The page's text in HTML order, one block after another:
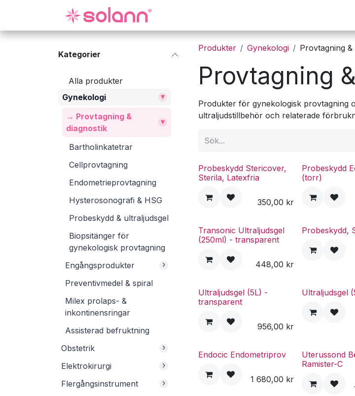
Kategorier
Alla produkter
Gynekologi
▾
→ Provtagning &
diagnostik
▾
Bartholinkatetrar
Cellprovtagning
Endometrieprovtagning
Hysterosonografi & HSG
Probeskydd & ultraljudsgel
Biopsitänger för
gynekologisk provtagning
Engångsprodukter
›
Preventivmedel & spiral
Milex prolaps- &
inkontinensringar
Assisterad befruktning
Obstetrik
›
Elektrokirurgi ›
Flergångsinstrument ›
Produkter Gynekologi Provtagning &
Provtagning
Produkter för gynekologisk provtagning
ultraljudstillbehör och relaterade
Probeskydd Stericover,
Sterila, Latexfria
350,00 kr
Probeskydd
(torr)
Transonic Ultraljudsgel
(250ml) - transparent
448,00 kr
Probeskydd,
Ultraljudsgel (5L) -
transparent
956,00 kr
Ultraljudsgel
Endocic Endometriprov
1 680,00 kr
Uterussond
Ramister-C